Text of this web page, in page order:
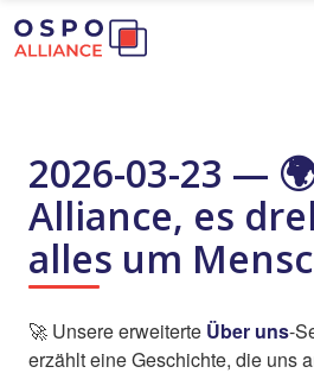
2026-03-23 —
Alliance, es
alles um
🚀 Unsere erweiterte Über uns-
erzählt eine Geschichte, die uns